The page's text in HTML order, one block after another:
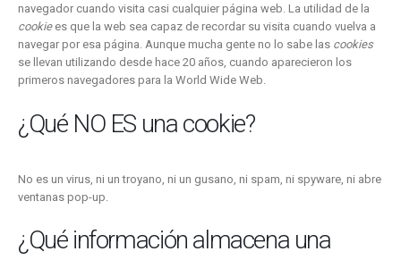
navegador cuando visita casi cualquier página web. La utilidad de la
cookiees que la web sea capaz de recordar su visita cuando vuelva a
navegar por esa página. Aunque mucha gente no lo sabe las cookies
se llevan utilizando desde hace 20 años, cuando aparecieron los
primeros navegadores para la World Wide Web.
¿Qué NO ES una cookie?
No es un virus, ni un troyano, ni un gusano, ni spam, ni spyware, ni abre
ventanas pop-up.
¿Qué información almacena una